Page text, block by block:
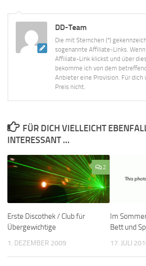
DD-Team
Die mit Sternchen (*)
sogenannte Affiliate-Links.
Affiliate-Link klickst und über
bekomme ich von dem
Anbieter eine Provision. Für dich
Preis nicht.
FÜR DICH VIELLEICHT
INTERESSANT …
2
Erste Discothek / Club für
Übergewichtige
1. DEZEMBER 2009
Im
Bett und
17. JULI